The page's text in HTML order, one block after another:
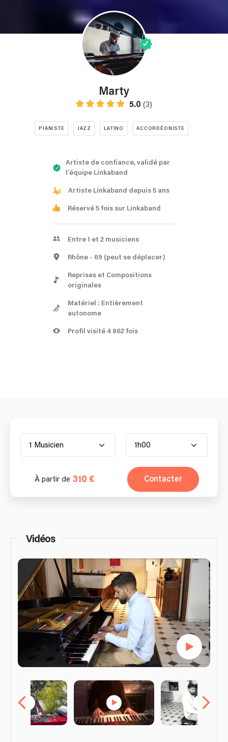
Marty
5.0 (3)
PIANISTE JAZZ LATINO ACCORDÉONISTE
Artiste de confiance, validé par
l'équipe Linkaband
Artiste Linkaband depuis 5 ans
Réservé 5 fois sur Linkaband
Entre 1 et 2 musiciens
Rhône - 69 (peut se déplacer)
Reprises et Compositions
originales
Matériel : Entièrement
autonome
Profil visité 4 862 fois
1 Musicien 1h00
À partir de 310 € Contacter
Vidéos